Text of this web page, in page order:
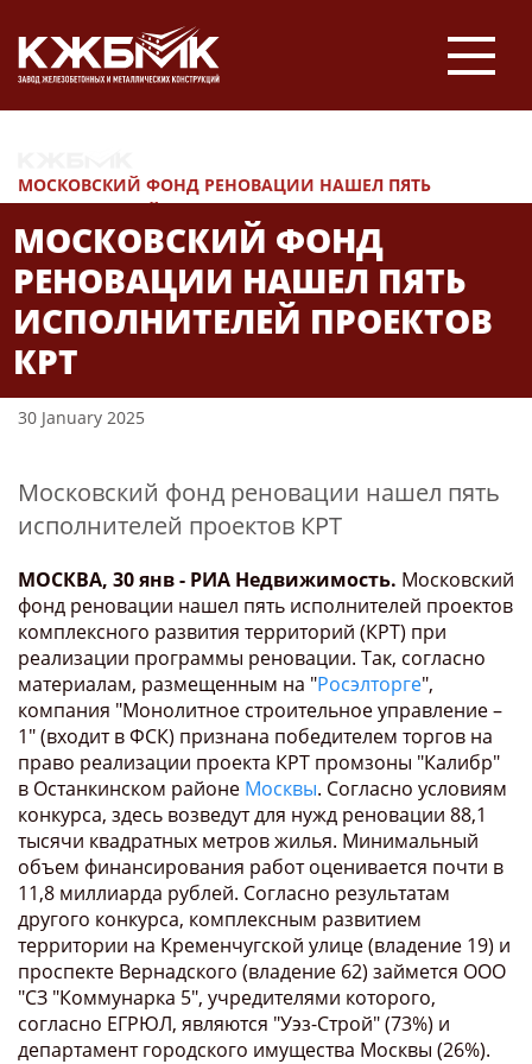
МОСКОВСКИЙ ФОНД РЕНОВАЦИИ НАШЕЛ ПЯТЬ
ИСПОЛНИТЕЛЕЙ ПРОЕКТОВ КРТ
МОСКОВСКИЙ ФОНД
РЕНОВАЦИИ НАШЕЛ ПЯТЬ
ИСПОЛНИТЕЛЕЙ ПРОЕКТОВ
КРТ
30 January 2025
Московский фонд реновации нашел пять
исполнителей проектов КРТ
МОСКВА, 30 янв - РИА Недвижимость. Московский
фонд реновации нашел пять исполнителей проектов
комплексного развития территорий (КРТ) при
реализации программы реновации. Так, согласно
материалам, размещенным на "Росэлторге",
компания "Монолитное строительное управление –
1" (входит в ФСК) признана победителем торгов на
право реализации проекта КРТ промзоны "Калибр"
в Останкинском районе Москвы. Согласно условиям
конкурса, здесь возведут для нужд реновации 88,1
тысячи квадратных метров жилья. Минимальный
объем финансирования работ оценивается почти в
11,8 миллиарда рублей. Согласно результатам
другого конкурса, комплексным развитием
территории на Кременчугской улице (владение 19) и
проспекте Вернадского (владение 62) займется ООО
"СЗ "Коммунарка 5", учредителями которого,
согласно ЕГРЮЛ, являются "Уэз-Строй" (73%) и
департамент городского имущества Москвы (26%).